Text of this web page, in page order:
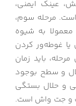
عینک ایمنی،
مرحله سوم،
به شیوه
غوطه‌ور کردن
باید زمان
و سطح بوجود
و حلال بستگی
و جت واش است.